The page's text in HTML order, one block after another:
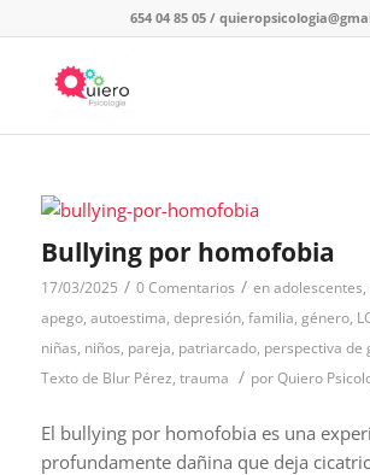
654 04 85 05 /
Bullying por homofobia
17/03/2025 / 0 Comentarios / enadolescentes,
apego, autoestima, depresión, familia, género,
niñas, niños, pareja, patriarcado, perspectiva de
Texto de Blur Pérez, trauma / porQuiero
El bullying por homofobia es una
profundamente dañina que deja